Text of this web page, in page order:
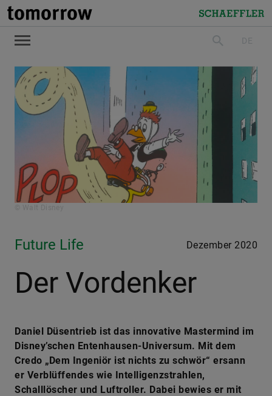
tomorrow
Schaeffler
suchenDE
Future Life Dezember 2020
Der Vordenker
Daniel Düsentrieb ist das innovative Mastermind im
Disney’schen Entenhausen-Universum. Mit dem
Credo „Dem Ingeniör ist nichts zu schwör“ ersann
er Verblüffendes wie Intelligenzstrahlen,
Schalllöscher und Luftroller. Dabei bewies er mit